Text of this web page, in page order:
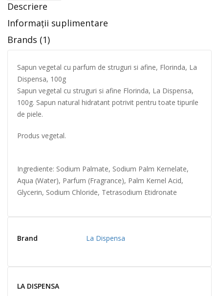
Descriere
Informații suplimentare
Brands (1)
Sapun vegetal cu parfum de struguri si afine, Florinda, La
Dispensa, 100g
Sapun vegetal cu struguri si afine Florinda, La Dispensa,
100g. Sapun natural hidratant potrivit pentru toate tipurile
de piele.
Produs vegetal.
Ingrediente: Sodium Palmate, Sodium Palm Kernelate,
Aqua (Water), Parfum (Fragrance), Palm Kernel Acid,
Glycerin, Sodium Chloride, Tetrasodium Etidronate
Brand La Dispensa
LA DISPENSA